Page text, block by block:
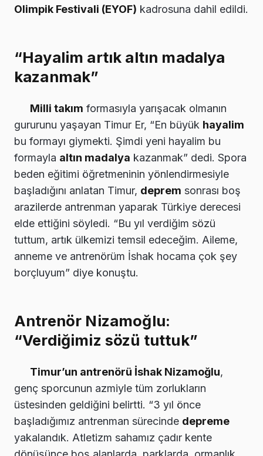
Olimpik Festivali (EYOF) kadrosuna dahil edildi.
“Hayalim artık altın madalya
kazanmak”
Milli takım formasıyla yarışacak olmanın
gururunu yaşayan Timur Er, “En büyük hayalim
bu formayı giymekti. Şimdi yeni hayalim bu
formayla altın madalya kazanmak” dedi. Spora
beden eğitimi öğretmeninin yönlendirmesiyle
başladığını anlatan Timur, deprem sonrası boş
arazilerde antrenman yaparak Türkiye derecesi
elde ettiğini söyledi. “Bu yıl verdiğim sözü
tuttum, artık ülkemizi temsil edeceğim. Aileme,
anneme ve antrenörüm İshak hocama çok şey
borçluyum” diye konuştu.
Antrenör Nizamoğlu:
“Verdiğimiz sözü tuttuk”
Timur’un antrenörü İshak Nizamoğlu,
genç sporcunun azmiyle tüm zorlukların
üstesinden geldiğini belirtti. “3 yıl önce
başladığımız antrenman sürecinde depreme
yakalandık. Atletizm sahamız çadır kente